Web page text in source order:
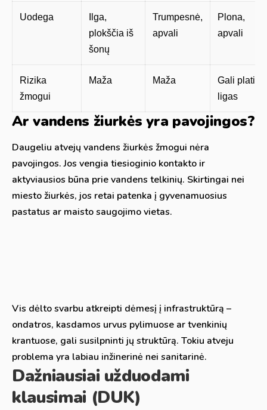
Uodega
Ilga,
plokščia iš
šonų
Trumpesnė,
apvali
Plona,
apvali
Rizika
žmogui
Maža Maža
Gali platinti
ligas
Ar vandens žiurkės yra pavojingos?
Daugeliu atvejų vandens žiurkės žmogui nėra
pavojingos. Jos vengia tiesioginio kontakto ir
aktyviausios būna prie vandens telkinių. Skirtingai nei
miesto žiurkės, jos retai patenka į gyvenamuosius
pastatus ar maisto saugojimo vietas.
Vis dėlto svarbu atkreipti dėmesį į infrastruktūrą –
ondatros, kasdamos urvus pylimuose ar tvenkinių
krantuose, gali susilpninti jų struktūrą. Tokiu atveju
problema yra labiau inžinerinė nei sanitarinė.
Dažniausiai užduodami
klausimai (DUK)